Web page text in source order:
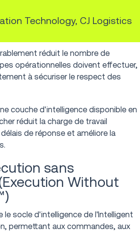
Technology, CJ Logistics
réduit le nombre de
opérationnelles doivent effectuer,
à sécuriser le respect des
couche d'intelligence disponible en
réduit la charge de travail
de réponse et améliore la
sans
Without
le socle d'intelligence de l'Intelligent
permettant aux commandes, aux